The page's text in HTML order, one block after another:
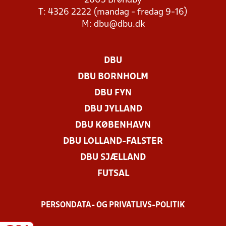
T: 4326 2222 (mandag - fredag 9-16)
M: dbu@dbu.dk
DBU
DBU BORNHOLM
DBU FYN
DBU JYLLAND
DBU KØBENHAVN
DBU LOLLAND-FALSTER
DBU SJÆLLAND
FUTSAL
PERSONDATA- OG PRIVATLIVS-POLITIK